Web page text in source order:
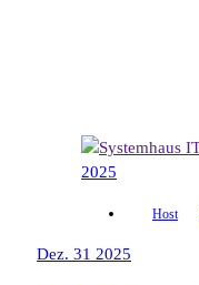
2025
Host
Dez. 31 2025